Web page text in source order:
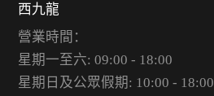
西九龍
營業時間：
星期一至六: 09:00 - 18:00
星期日及公眾假期: 10:00 - 18:00